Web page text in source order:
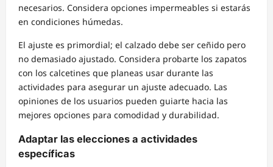
necesarios. Considera opciones impermeables si estarás
en condiciones húmedas.
El ajuste es primordial; el calzado debe ser ceñido pero
no demasiado ajustado. Considera probarte los zapatos
con los calcetines que planeas usar durante las
actividades para asegurar un ajuste adecuado. Las
opiniones de los usuarios pueden guiarte hacia las
mejores opciones para comodidad y durabilidad.
Adaptar las elecciones a actividades
específicas